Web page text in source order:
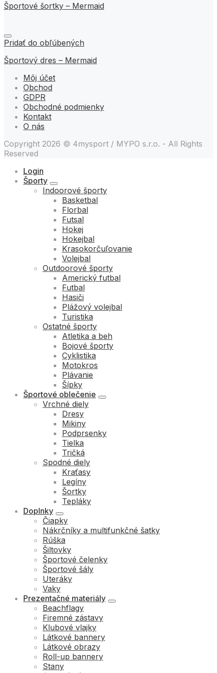
Športové šortky – Mermaid
Pridať do obľúbených
Športový dres – Mermaid
Môj účet
Obchod
GDPR
Obchodné podmienky
Kontakt
O nás
Copyright 2026 © 4mysport / MYPO s.r.o. - All Rights
Reserved
Login
Športy
Indoorové športy
Basketbal
Florbal
Futsal
Hokej
Hokejbal
Krasokorčuľovanie
Volejbal
Outdoorové športy
Americký futbal
Futbal
Hasiči
Plážový volejbal
Turistika
Ostatné športy
Atletika a beh
Bojové športy
Cyklistika
Motokros
Plávanie
Šípky
Športové oblečenie
Vrchné diely
Dresy
Mikiny
Podprsenky
Tielka
Tričká
Spodné diely
Kraťasy
Legíny
Šortky
Tepláky
Doplnky
Čiapky
Nákrčníky a multifunkčné šatky
Rúška
Šiltovky
Športové čelenky
Športové šály
Uteráky
Vaky
Prezentačné materiály
Beachflagy
Firemné zástavy
Klubové vlajky
Látkové bannery
Látkové obrazy
Roll-up bannery
Stany